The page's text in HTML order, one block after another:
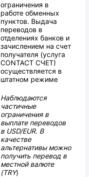
ограничения в
работе обменных
пунктов. Выдача
переводов в
отделениях банков и
зачислением на счет
получателя (услуга
CONTACT СЧЕТ)
осуществляется в
штатном режиме
Наблюдаются
частичные
ограничения в
выплате переводов
в USD/EUR. В
качестве
альтернативы можно
получить перевод в
местной валюте
(TRY)